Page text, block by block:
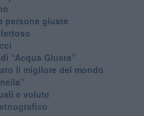
persone giuste
“Acqua Giusta”
il migliore del mondo
e volute